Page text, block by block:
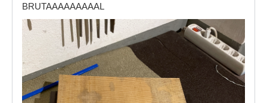
BRUTAAAAAAAAAL